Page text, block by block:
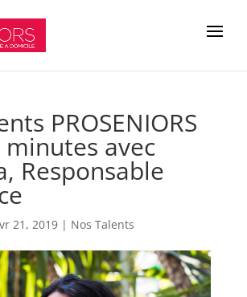
PROSENIORS
minutes avec
Responsable
21, 2019| Nos Talents